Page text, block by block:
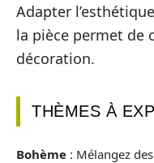
Adapter
la pièce permet de
décoration.
THÈMES À
Bohème : Mélangez